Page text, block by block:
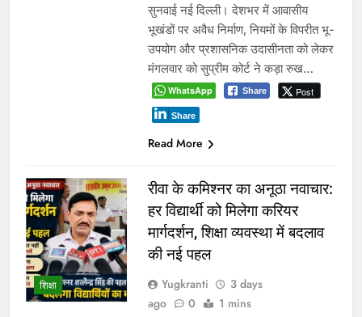
सुनवाई नई दिल्ली। देशभर में आवासीय
भूखंडों पर अवैध निर्माण, नियमों के विपरीत भू-
उपयोग और प्रशासनिक उदासीनता को लेकर
मंगलवार को सुप्रीम कोर्ट ने कड़ा रुख…
WhatsApp Share Post
Share
Read More
शिक्षा
रीवा के कमिश्नर का अनूठा नवाचार:
हर विद्यार्थी को मिलेगा करियर
मार्गदर्शन, शिक्षा व्यवस्था में बदलाव
की नई पहल
Yugkranti
3 days
ago
0 1 mins